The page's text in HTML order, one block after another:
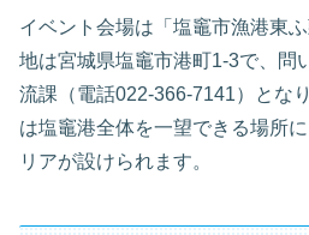
イベント会場は「塩竈市漁港東
地は宮城県塩竈市港町1-3で、問
流課（電話022-366-7141）とな
は塩竈港全体を一望できる場所
リアが設けられます。